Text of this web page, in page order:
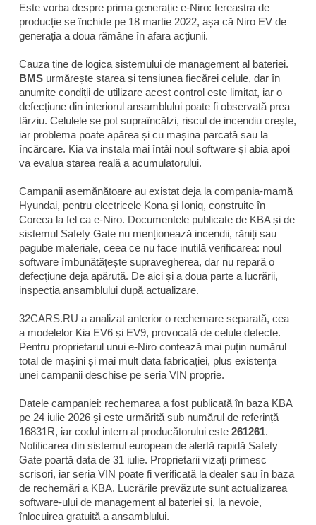
Este vorba despre prima generație e-Niro: fereastra de
producție se închide pe 18 martie 2022, așa că Niro EV de
generația a doua rămâne în afara acțiunii.
Cauza ține de logica sistemului de management al bateriei.
BMS urmărește starea și tensiunea fiecărei celule, dar în
anumite condiții de utilizare acest control este limitat, iar o
defecțiune din interiorul ansamblului poate fi observată prea
târziu. Celulele se pot supraîncălzi, riscul de incendiu crește,
iar problema poate apărea și cu mașina parcată sau la
încărcare. Kia va instala mai întâi noul software și abia apoi
va evalua starea reală a acumulatorului.
Campanii asemănătoare au existat deja la compania-mamă
Hyundai, pentru electricele Kona și Ioniq, construite în
Coreea la fel ca e-Niro. Documentele publicate de KBA și de
sistemul Safety Gate nu menționează incendii, răniți sau
pagube materiale, ceea ce nu face inutilă verificarea: noul
software îmbunătățește supravegherea, dar nu repară o
defecțiune deja apărută. De aici și a doua parte a lucrării,
inspecția ansamblului după actualizare.
32CARS.RU a analizat anterior o rechemare separată, cea
a modelelor Kia EV6 și EV9, provocată de celule defecte.
Pentru proprietarul unui e-Niro contează mai puțin numărul
total de mașini și mai mult data fabricației, plus existența
unei campanii deschise pe seria VIN proprie.
Datele campaniei: rechemarea a fost publicată în baza KBA
pe 24 iulie 2026 și este urmărită sub numărul de referință
16831R, iar codul intern al producătorului este 261261.
Notificarea din sistemul european de alertă rapidă Safety
Gate poartă data de 31 iulie. Proprietarii vizați primesc
scrisori, iar seria VIN poate fi verificată la dealer sau în baza
de rechemări a KBA. Lucrările prevăzute sunt actualizarea
software-ului de management al bateriei și, la nevoie,
înlocuirea gratuită a ansamblului.